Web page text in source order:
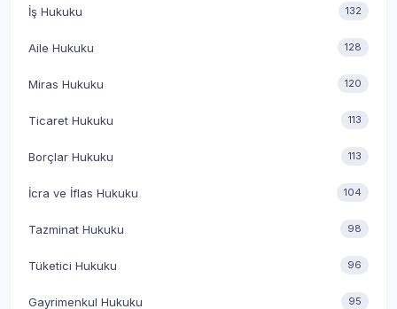
İş Hukuku 132
Aile Hukuku 128
Miras Hukuku 120
Ticaret Hukuku 113
Borçlar Hukuku 113
İcra ve İflas Hukuku 104
Tazminat Hukuku 98
Tüketici Hukuku 96
Gayrimenkul Hukuku 95